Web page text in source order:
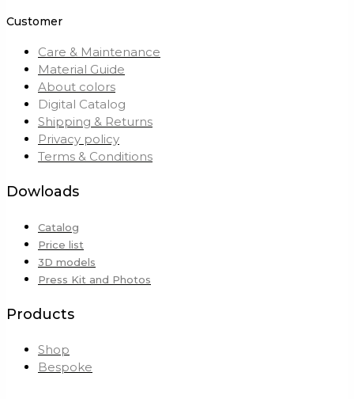
Customer
Care & Maintenance
Material Guide
About colors
Digital Catalog
Shipping & Returns
Privacy policy
Terms & Conditions
Dowloads
Catalog
Price list
3D models
Press Kit and Photos
Products
Shop
Bespoke